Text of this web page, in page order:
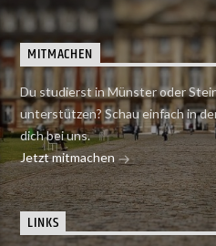
MITMACHEN
Du studierst in Münster oder
unterstützen? Schau einfach in
dich bei uns.
Jetzt mitmachen
LINKS